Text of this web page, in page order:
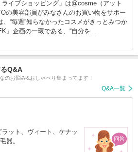
ライブショッピング」は@cosme（アット
の美容部員がみなさんのお買い物をサポー
、“毎週”知らなかったコスメがきっとみつか
』企画の一環である、“自分を…
Q&A
のお悩み&おしゃべり集まってます！
Q&A一覧
ット、ヴィート、ケナッ
器。